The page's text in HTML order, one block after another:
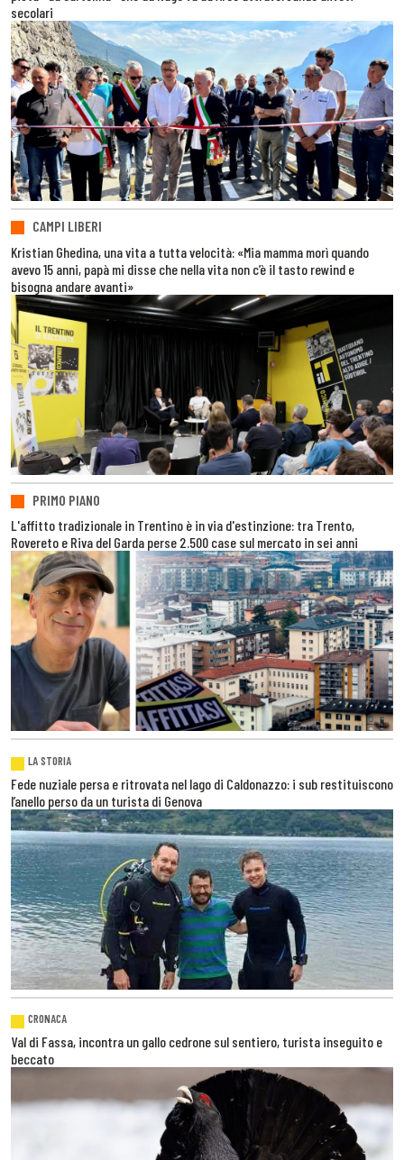
secolari
CAMPI LIBERI
Kristian Ghedina, una vita a tutta velocità: «Mia mamma morì quando
avevo 15 anni, papà mi disse che nella vita non c’è il tasto rewind e
bisogna andare avanti»
PRIMO PIANO
L'affitto tradizionale in Trentino è in via d'estinzione: tra Trento,
Rovereto e Riva del Garda perse 2.500 case sul mercato in sei anni
LA STORIA
Fede nuziale persa e ritrovata nel lago di Caldonazzo: i sub restituiscono
l’anello perso da un turista di Genova
CRONACA
Val di Fassa, incontra un gallo cedrone sul sentiero, turista inseguito e
beccato